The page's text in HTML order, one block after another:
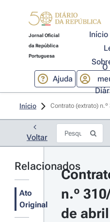
Jornal Oficial
da República
Portuguesa
Início
Ajuda
O
Início Contrato (extrato) n.º
Voltar
Relacionados
Ato
Original
n.º
de abril